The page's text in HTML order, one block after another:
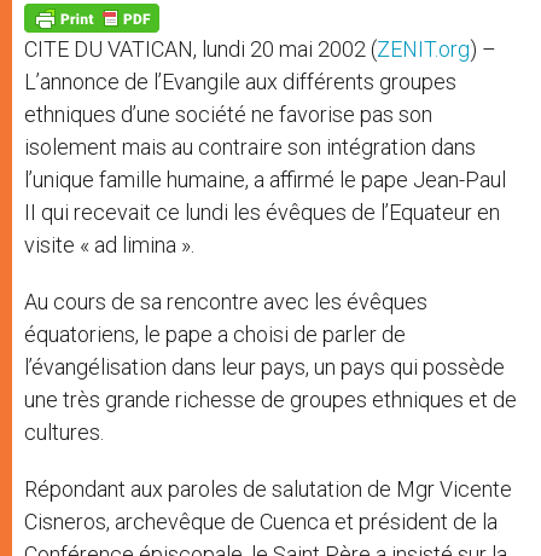
p
p
g
e
r
o
k
CITE DU VATICAN, lundi 20 mai 2002 (ZENIT.org) –
L’annonce de l’Evangile aux différents groupes
ethniques d’une société ne favorise pas son
isolement mais au contraire son intégration dans
l’unique famille humaine, a affirmé le pape Jean-Paul
II qui recevait ce lundi les évêques de l’Equateur en
visite « ad limina ».
Au cours de sa rencontre avec les évêques
équatoriens, le pape a choisi de parler de
l’évangélisation dans leur pays, un pays qui possède
une très grande richesse de groupes ethniques et de
cultures.
Répondant aux paroles de salutation de Mgr Vicente
Cisneros, archevêque de Cuenca et président de la